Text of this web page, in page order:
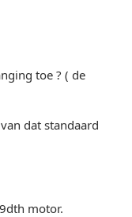
toe ? ( de
dat standaard
motor.